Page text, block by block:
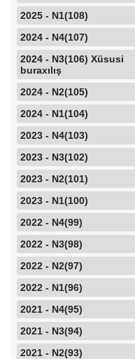
2025 - N1(108)
2024 - N4(107)
2024 - N3(106) Xüsusi
buraxılış
2024 - N2(105)
2024 - N1(104)
2023 - N4(103)
2023 - N3(102)
2023 - N2(101)
2023 - N1(100)
2022 - N4(99)
2022 - N3(98)
2022 - N2(97)
2022 - N1(96)
2021 - N4(95)
2021 - N3(94)
2021 - N2(93)